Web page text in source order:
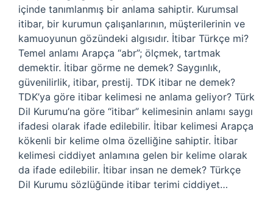
içinde tanımlanmış bir anlama sahiptir. Kurumsal
itibar, bir kurumun çalışanlarının, müşterilerinin ve
kamuoyunun gözündeki algısıdır. İtibar Türkçe mi?
Temel anlamı Arapça “abr”; ölçmek, tartmak
demektir. İtibar görme ne demek? Saygınlık,
güvenilirlik, itibar, prestij. TDK itibar ne demek?
TDK’ya göre itibar kelimesi ne anlama geliyor? Türk
Dil Kurumu’na göre “itibar” kelimesinin anlamı saygı
ifadesi olarak ifade edilebilir. İtibar kelimesi Arapça
kökenli bir kelime olma özelliğine sahiptir. İtibar
kelimesi ciddiyet anlamına gelen bir kelime olarak
da ifade edilebilir. İtibar insan ne demek? Türkçe
Dil Kurumu sözlüğünde itibar terimi ciddiyet…